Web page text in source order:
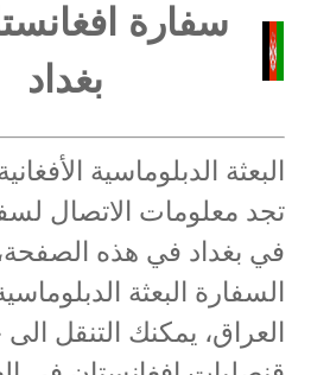
سفارة
بغداد
البعثة الدبلوماسية
تجد معلومات الاتصال
في بغداد في هذه
السفارة البعثة
العراق، يمكنك التنقل